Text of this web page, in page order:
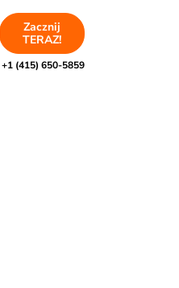
Zacznij
TERAZ!
+1 (415) 650-5859